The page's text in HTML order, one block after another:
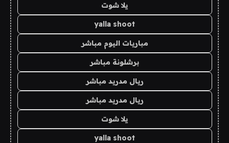
يلا شوت
yalla shoot
مباريات اليوم مباشر
برشلونة مباشر
ريال مدريد مباشر
ريال مدريد مباشر
يلا شوت
yalla shoot